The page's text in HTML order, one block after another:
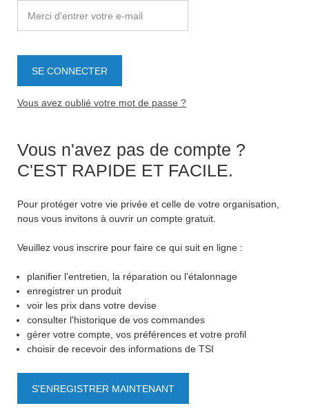
Vous avez oublié votre mot de passe ?
Vous n'avez pas de compte ?
C'EST RAPIDE ET FACILE.
Pour protéger votre vie privée et celle de votre organisation,
nous vous invitons à ouvrir un compte gratuit.
Veuillez vous inscrire pour faire ce qui suit en ligne :
planifier l'entretien, la réparation ou l'étalonnage
enregistrer un produit
voir les prix dans votre devise
consulter l'historique de vos commandes
gérer votre compte, vos préférences et votre profil
choisir de recevoir des informations de TSI
S'ENREGISTRER MAINTENANT